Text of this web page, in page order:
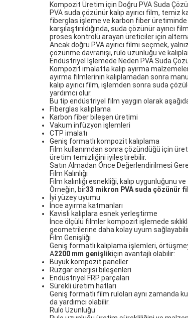
Kompozit Üretim için Doğru PVA Suda
PVA suda çözünür kalıp ayırıcı film,
fiberglas işleme ve karbon fiber üretiminde
karşılaştırıldığında, suda çözünür
proses kontrolü arayan üreticiler için
Ancak doğru PVA ayırıcı filmi seçmek,
çözünme davranışı, rulo uzunluğu ve
Endüstriyel İşlemede Neden PVA Suda
Kompozit imalatta kalıp ayırma
ayırma filmlerinin kalıplamadan sonra
kalıp ayırıcı film, işlemden sonra suda
yardımcı olur.
Bu tip endüstriyel film yaygın olarak
Fiberglas kalıplama
Karbon fiber bileşen üretimi
Vakum infüzyon işlemleri
CTP imalatı
Geniş formatlı kompozit kalıplama
Film kullanımdan sonra çözündüğü için
üretim temizliğini iyileştirebilir.
Satın Almadan Önce Değerlendirilmesi
Film Kalınlığı
Film kalınlığı esnekliği, kalıp uygunluğunu
Örneğin, bir33 mikron PVA suda çözünür
İyi yüzey uyumu
İnce ayırma katmanları
Kavisli kalıplara esnek yerleştirme
İnce ölçülü filmler kompozit işlemede
geometrilerine daha kolay uyum
Film Genişliği
Geniş formatlı kalıplama işlemleri,
A2200 mm genişlikiçin avantajlı olabilir:
Büyük kompozit paneller
Rüzgar enerjisi bileşenleri
Endüstriyel FRP parçaları
Sürekli üretim hatları
Geniş formatlı film ruloları aynı zamanda
da yardımcı olabilir.
Rulo Uzunluğu